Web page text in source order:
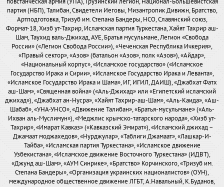
повстанческая армия (УПА), Грузинский легион, Национал-Большевистская
партия (НБП), Талибан, Свидетели Иеговы, Мизантропик Дивижн, Братство,
Артподготовка, Тризуб им. Степана Бандеры, НСО, Славянский союз,
Формат-18, Хизб ут-Тахрир, Исламская партия Туркестана, Хайят Тахрир аш-
Шам, Таухид валь-Джихад, АУЕ, Братья мусульмане, Легион «Свобода
России» («Легион Свобода России»), «Чеченская Республика Ичкерия»,
«Правый сектор», «Азов» (батальон «Азов», полк «Азов»), «Айдар»,
«Национальный корпус», «Исламское государство» («Исламское
Государство Ирака и Сирии», «Исламское Государство Ирака и Леванта»,
«Исламское Государство Ирака и Шама», ИГ, ИГИЛ, ДАИШ), «Джабхат Фатх
аш-Шам», «Священная война» («Аль-Джихад» или «Египетский исламский
джихад»), «Джабхат ан-Нусра», «Хайят Тахрир-аш-Шам», «Аль-Каида», «Аш-
Шабаб», «УНА-УНСО», «Движение Талибан», «Братья-мусульмане» («Аль-
Ихван аль-Муслимун»), «Меджлис крымско-татарского народа», «Хизб ут-
Тахрир», «Имарат Кавказ» («Кавказский Эмират»), «Исламский джихад –
Джамаат моджахедов», «Нурджулар», «Таблиги Джамаат», «Лашкар-И-
Тайба», «Исламская партия Туркестана», «Исламское движение
Узбекистана», «Исламское движение Восточного Туркестана» (ИДВТ),
«Джунд аш-Шам», «АУМ Синрике», «Братство» Корчинского, «Тризуб им.
Степана Бандеры», «Организация украинских националистов» (ОУН),
международное общественное движение ЛГБТ, А.Навальный, К.Буданов,